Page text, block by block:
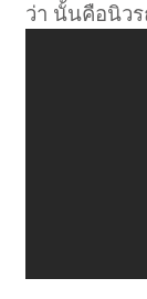
ว่า นั้นคือนิว